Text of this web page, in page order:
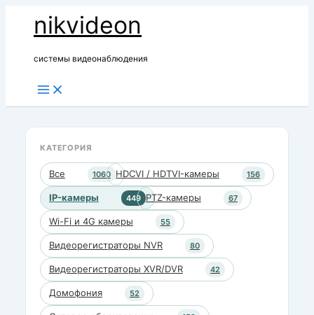
nikvideon
системы видеонаблюдения
КАТЕГОРИЯ
Все 1060 HDCVI / HDTVI-камеры 156
IP-камеры 449 PTZ-камеры 67
Wi-Fi и 4G камеры 55
Видеорегистраторы NVR 80
Видеорегистраторы XVR/DVR 42
Домофония 52